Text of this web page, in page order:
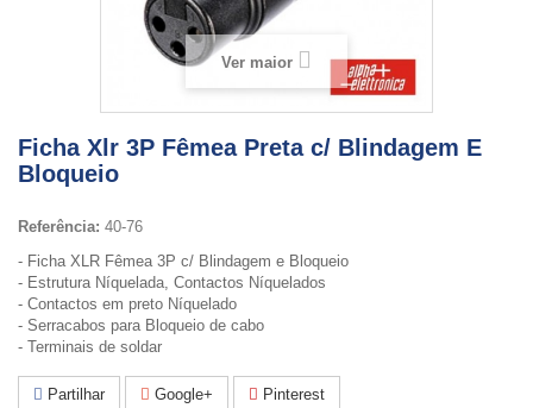
Ver maior
Ficha Xlr 3P Fêmea Preta c/ Blindagem E
Bloqueio
Referência: 40-76
- Ficha XLR Fêmea 3P c/ Blindagem e Bloqueio
- Estrutura Níquelada, Contactos Níquelados
- Contactos em preto Níquelado
- Serracabos para Bloqueio de cabo
- Terminais de soldar
Partilhar Google+ Pinterest